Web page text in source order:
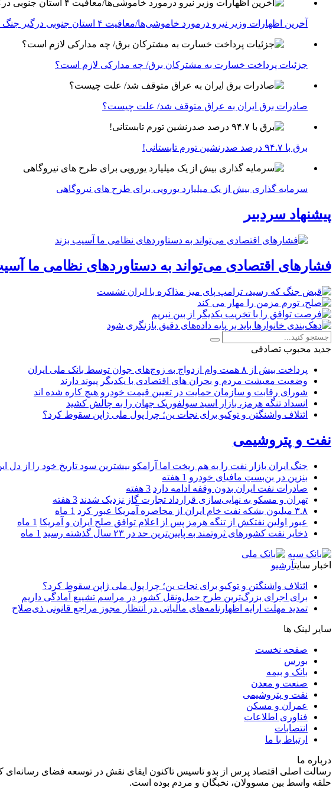
آخرین اظهارات وزیر نیرو درمورد خاموشی‌ها/معافیت ۴ استان جنوبی درگیر جنگ از قطعی برق
جزئیات پرداخت خسارت به مشترکان برق/ چه مدارکی لازم است؟
صادرات برق ایران به عراق متوقف شد/ علت چیست؟
برق با ۹۴.۷ درصد صدرنشین تورم تابستانی!
سرمایه گذاری بیش از یک میلیارد یورویی برای طرح های نیروگاهی
پیشنهاد سردبیر
فشارهای اقتصادی می‌تواند به دستاوردهای نظامی ما
جدید محبوب تصادفی
پرداخت بیش از ۸ همت وام ازدواج به زوج‌های جوان توسط بانک ملی ایران
وضعیت معیشت مردم و بحران های اقتصادی با یکدیگر پیوند دارند
شورای رقابت و سازمان حمایت در تعیین قیمت خودرو هیچ کاره شده اند
انسداد تنگه هرمز، بازار اسید سولفوریک جهان را به چالش کشید
ائتلاف واشنگتن و توکیو برای نجات ین؛ چرا پول ملی ژاپن سقوط کرد؟
نفت و پتروشیمی
جنگ ایران بازار نفت را به هم ریخت اما آرامکو بیشترین سود تاریخ خود را از دل
بنزین در بن‌بستِ مافیای خودرو 1 هفته
صادرات نفت ایران بدون وقفه ادامه دارد 3 هفته
تهران و مسکو به نهایی‌سازی قرارداد تجارت گاز نزدیک شدند 3 هفته
۳.۸ میلیون بشکه نفت خام ایران از محاصره آمریکا عبور کرد
1 ماه
عبور اولین نفتکش از تنگه هرمز پس از اعلام توافق صلح ایران و آمریکا 1 ماه
ذخایر نفت کشورهای ثروتمند به پایین‌ترین حد در ۲۳ سال گذشته رسید
1 ماه
اخبار سایتآرشیو
ائتلاف واشنگتن و توکیو برای نجات ین؛ چرا پول ملی ژاپن سقوط کرد؟
برای اجرای بزرگ‌ترین طرح حمل‌ونقل کشور در مراسم تشییع آمادگی داریم
تمدید مهلت ارایه اظهارنامه‌های مالیاتی در انتظار مجوز مراجع قانونی ذی‌‏صلاح
سایر لینک ها
صفحه نخست
بورس
بانک و بیمه
صنعت و معدن
نفت و پتروشیمی
عمران و مسکن
فناوری اطلاعات
انتصابات
ارتباط با ما
درباره ما
رسالت اصلی اقتصاد پرس از بدو تاسیس تاکنون ایفای نقش در توسعه فضای
حلقه واسط بین مسوولان، نخبگان و مردم بوده است.